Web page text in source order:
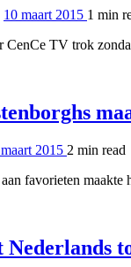
10 maart 2015 1 min
CenCe TV trok
2015 2 min read
favorieten